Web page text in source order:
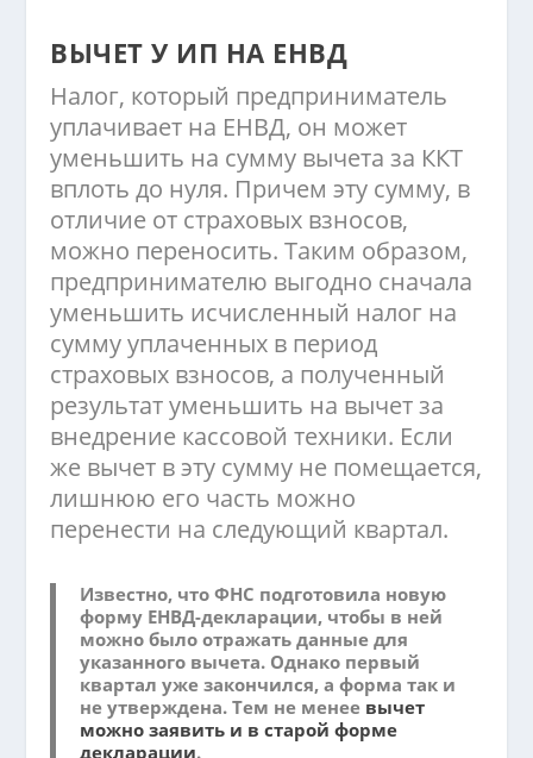
ВЫЧЕТ У ИП НА ЕНВД
Налог, который предприниматель
уплачивает на ЕНВД, он может
уменьшить на сумму вычета за ККТ
вплоть до нуля. Причем эту сумму, в
отличие от страховых взносов,
можно переносить. Таким образом,
предпринимателю выгодно сначала
уменьшить исчисленный налог на
сумму уплаченных в период
страховых взносов, а полученный
результат уменьшить на вычет за
внедрение кассовой техники. Если
же вычет в эту сумму не помещается,
лишнюю его часть можно
перенести на следующий квартал.
Известно, что ФНС подготовила новую
форму ЕНВД-декларации, чтобы в ней
можно было отражать данные для
указанного вычета. Однако первый
квартал уже закончился, а форма так и
не утверждена. Тем не менее вычет
можно заявить и в старой форме
декларации.